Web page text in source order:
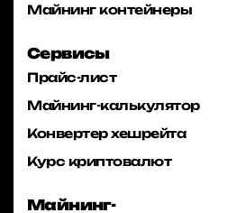
Майнинг контейнеры
Сервисы
Прайс-лист
Майнинг-калькулятор
Конвертер хешрейта
Курс криптовалют
Майнинг-